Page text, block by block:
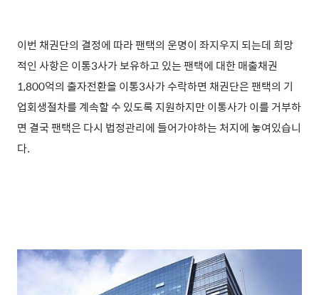
이번 채권단의 결정에 따라 팬택의 운명이 좌지우지 되는데 희망
적인 사항은 이통3사가 보유하고 있는 팬택에 대한 매출채권
1,800억의 출자전환을 이통3사가 수락하면 채권단은 팬택의 기
업회생절차를 계속할 수 있도록 지원하지만 이통사가 이를 거부하
면 결국 팬택은 다시 법정관리에 들어가야하는 처지에 놓여있습니
다.